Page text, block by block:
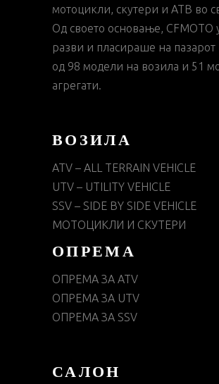
мотоцикли, скутери и АТВ во
Од своето основање, CFMOTO
разви и пласираше на пазарот
од 98 модели на возила и 51
агрегати.
ВОЗИЛА
ATV – ALL TERRAIN VEHICLE
UTV – UTILITY VEHICLE
SSV – SIDE BY SIDE VEHICLE
МОТОЦИКЛИ И СКУТЕРИ
ОПРЕМА
ОПРЕМА ЗА ATV
ОПРЕМА ЗА UTV
ОПРЕМА ЗА SSV
САЛОН